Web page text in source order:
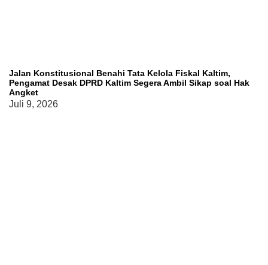
Jalan Konstitusional Benahi Tata Kelola Fiskal Kaltim,
Pengamat Desak DPRD Kaltim Segera Ambil Sikap soal Hak
Angket
Juli 9, 2026